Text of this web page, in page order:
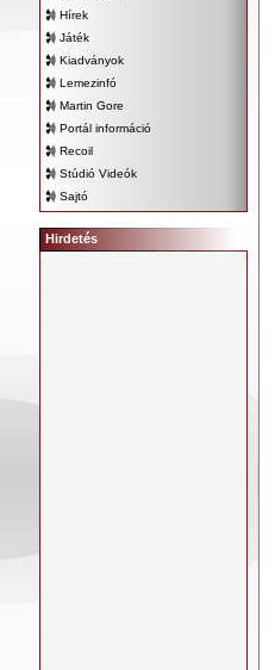
Hírek
Játék
Kiadványok
Lemezinfó
Martin Gore
Portál információ
Recoil
Stúdió Videók
Sajtó
Hirdetés